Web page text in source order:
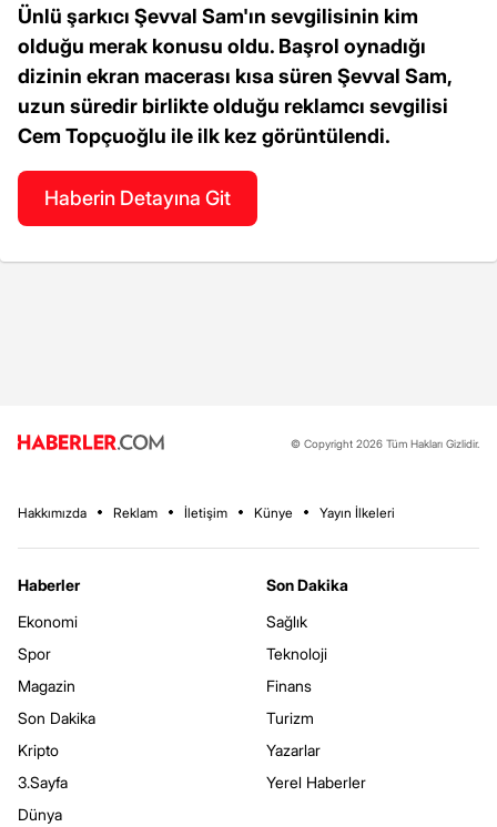
Ünlü şarkıcı Şevval Sam'ın sevgilisinin kim
olduğu merak konusu oldu. Başrol oynadığı
dizinin ekran macerası kısa süren Şevval Sam,
uzun süredir birlikte olduğu reklamcı sevgilisi
Cem Topçuoğlu ile ilk kez görüntülendi.
Haberin Detayına Git
© Copyright 2026 Tüm Hakları Gizlidir.
Hakkımızda Reklam İletişim Künye Yayın İlkeleri
Haberler
Ekonomi
Spor
Magazin
Son Dakika
Kripto
3.Sayfa
Dünya
Son Dakika
Sağlık
Teknoloji
Finans
Turizm
Yazarlar
Yerel Haberler